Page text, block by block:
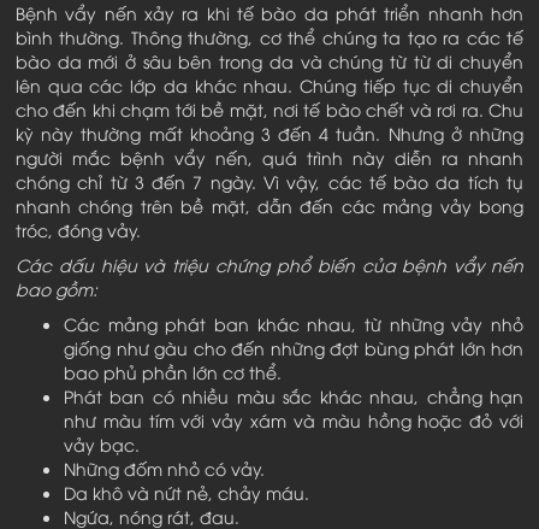
Bệnh vẩy nến xảy ra khi tế bào da phát triển nhanh hơn
bình thường. Thông thường, cơ thể chúng ta tạo ra các tế
bào da mới ở sâu bên trong da và chúng từ từ di chuyển
lên qua các lớp da khác nhau. Chúng tiếp tục di chuyển
cho đến khi chạm tới bề mặt, nơi tế bào chết và rơi ra. Chu
kỳ này thường mất khoảng 3 đến 4 tuần. Nhưng ở những
người mắc bệnh vẩy nến, quá trình này diễn ra nhanh
chóng chỉ từ 3 đến 7 ngày. Vì vậy, các tế bào da tích tụ
nhanh chóng trên bề mặt, dẫn đến các mảng vảy bong
tróc, đóng vảy.
Các dấu hiệu và triệu chứng phổ biến của bệnh vẩy nến
bao gồm:
Các mảng phát ban khác nhau, từ những vảy nhỏ
giống như gàu cho đến những đợt bùng phát lớn hơn
bao phủ phần lớn cơ thể.
Phát ban có nhiều màu sắc khác nhau, chẳng hạn
như màu tím với vảy xám và màu hồng hoặc đỏ với
vảy bạc.
Những đốm nhỏ có vảy.
Da khô và nứt nẻ, chảy máu.
Ngứa, nóng rát, đau.